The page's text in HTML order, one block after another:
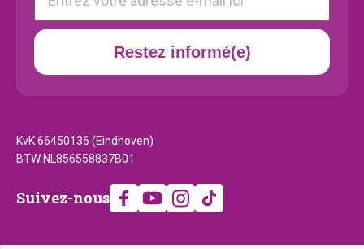
Restez informé(e)
KvK 66450136 (Eindhoven)
BTW NL856558837B01
Suivez-
Suivez-nous